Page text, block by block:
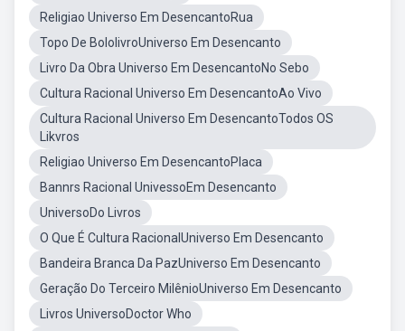
Religiao Universo Em DesencantoRua
Topo De BololivroUniverso Em Desencanto
Livro Da Obra Universo Em DesencantoNo Sebo
Cultura Racional Universo Em DesencantoAo Vivo
Cultura Racional Universo Em DesencantoTodos OS
Likvros
Religiao Universo Em DesencantoPlaca
Bannrs Racional UnivessoEm Desencanto
UniversoDo Livros
O Que É Cultura RacionalUniverso Em Desencanto
Bandeira Branca Da PazUniverso Em Desencanto
Geração Do Terceiro MilênioUniverso Em Desencanto
Livros UniversoDoctor Who